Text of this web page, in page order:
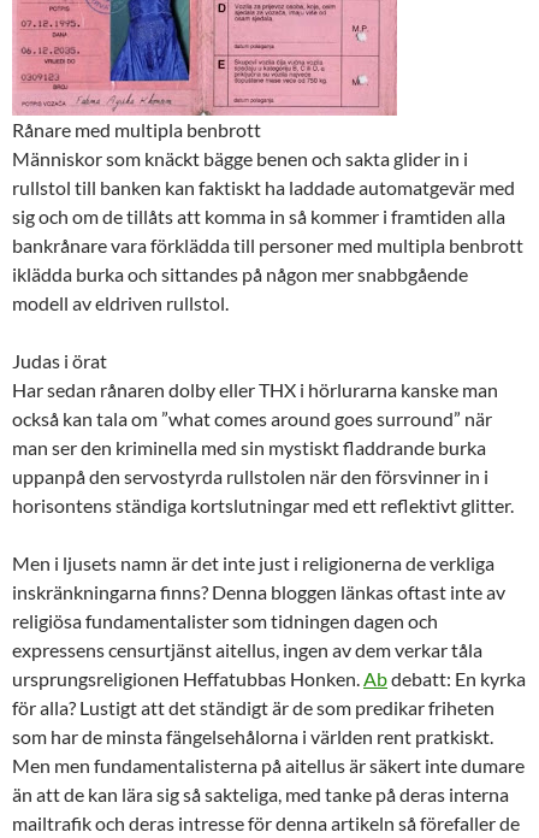
Rånare med multipla benbrott
Människor som knäckt bägge benen och sakta glider in i
rullstol till banken kan faktiskt ha laddade automatgevär med
sig och om de tillåts att komma in så kommer i framtiden alla
bankrånare vara förklädda till personer med multipla benbrott
iklädda burka och sittandes på någon mer snabbgående
modell av eldriven rullstol.
Judas i örat
Har sedan rånaren dolby eller THX i hörlurarna kanske man
också kan tala om ”what comes around goes surround” när
man ser den kriminella med sin mystiskt fladdrande burka
uppanpå den servostyrda rullstolen när den försvinner in i
horisontens ständiga kortslutningar med ett reflektivt glitter.
Men i ljusets namn är det inte just i religionerna de verkliga
inskränkningarna finns? Denna bloggen länkas oftast inte av
religiösa fundamentalister som tidningen dagen och
expressens censurtjänst aitellus, ingen av dem verkar tåla
ursprungsreligionen Heffatubbas Honken.Abdebatt: En kyrka
för alla? Lustigt att det ständigt är de som predikar friheten
som har de minsta fängelsehålorna i världen rent pratkiskt.
Men men fundamentalisterna på aitellus är säkert inte dumare
än att de kan lära sig så sakteliga, med tanke på deras interna
mailtrafik och deras intresse för denna artikeln så förefaller de